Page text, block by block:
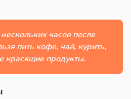
часов после
пить кофе, чай, курить,
красящие продукты.